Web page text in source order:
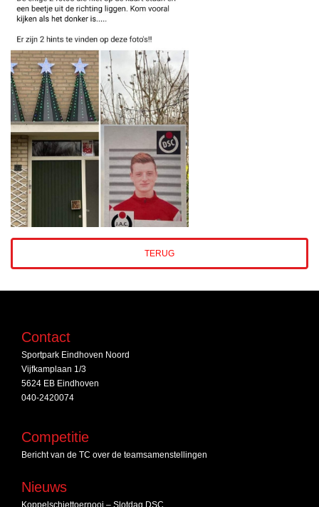
TERUG
Contact
Sportpark Eindhoven Noord
Vijfkamplaan 1/3
5624 EB Eindhoven
040-2420074
Competitie
Bericht van de TC over de teamsamenstellingen
Nieuws
Koppelschiettoernooi – Slotdag DSC